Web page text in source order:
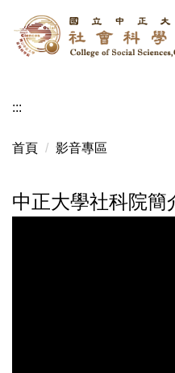
到
主
容
:::
首頁 影音專區
中正大學社科院簡